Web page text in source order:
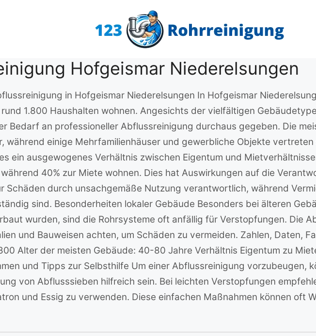
Hofgeismar Niederelsungen
in Hofgeismar Niederelsungen In Hofgeismar
rund 1.800 Haushalten wohnen. Angesichts der vielfältigen
Bedarf an professioneller Abflussreinigung durchaus gegeben. Die
während einige Mehrfamilienhäuser und gewerbliche Objekte
ein ausgewogenes Verhältnis zwischen Eigentum und
40% zur Miete wohnen. Dies hat Auswirkungen auf die
Schäden durch unsachgemäße Nutzung verantwortlich, während
sind. Besonderheiten lokaler Gebäude Besonders bei älteren
wurden, sind die Rohrsysteme oft anfällig für Verstopfungen. Die
und Bauweisen achten, um Schäden zu vermeiden. Zahlen, Daten,
Alter der meisten Gebäude: 40-80 Jahre Verhältnis Eigentum zu
und Tipps zur Selbsthilfe Um einer Abflussreinigung vorzubeugen,
von Abflusssieben hilfreich sein. Bei leichten Verstopfungen
und Essig zu verwenden. Diese einfachen Maßnahmen können oft